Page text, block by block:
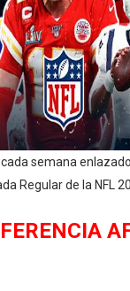
slalom 2026
2026 -
1 2026 - Lando
2026 -
de saltos
semana
Regular de la NFL